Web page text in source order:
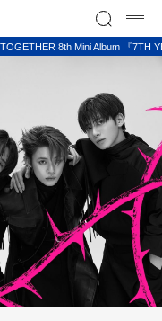
8th Mini Album 『7TH